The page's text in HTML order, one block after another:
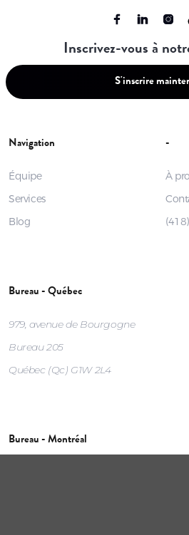
Inscrivez-vous à
S'inscrire
Navigation
Équipe
Services
Blog
-
À
Bureau - Québec
979, avenue de Bourgogne
Bureau 205
Québec (Qc) G1W 2L4
Bureau - Montréal